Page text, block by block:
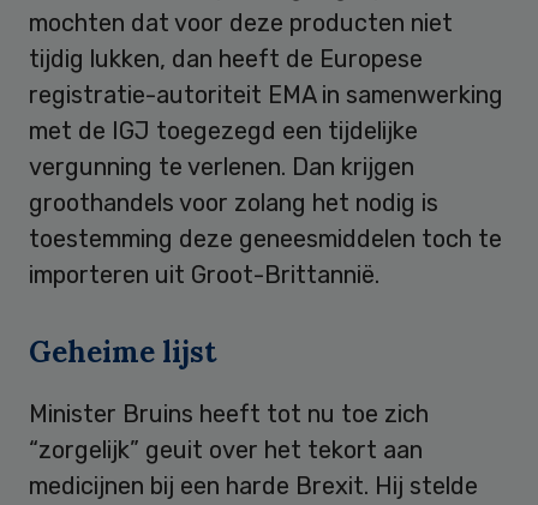
mochten dat voor deze producten niet
tijdig lukken, dan heeft de Europese
registratie-autoriteit EMA in samenwerking
met de IGJ toegezegd een tijdelijke
vergunning te verlenen. Dan krijgen
groothandels voor zolang het nodig is
toestemming deze geneesmiddelen toch te
importeren uit Groot-Brittannië.
Geheime lijst
Minister Bruins heeft tot nu toe zich
“zorgelijk” geuit over het tekort aan
medicijnen bij een harde Brexit. Hij stelde